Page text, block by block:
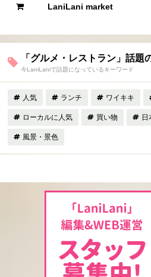
LaniLani market
「グルメ・レストラン」話題
今LaniLaniで話題になっているキーワード
人気 ランチ ワイキキ
ローカルに人気 買い物 日
風景・景色